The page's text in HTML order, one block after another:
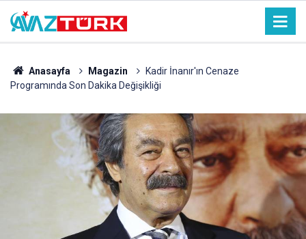
Anasayfa Magazin
Kadir İnanır'ın Cenaze
Programında Son Dakika Değişikliği